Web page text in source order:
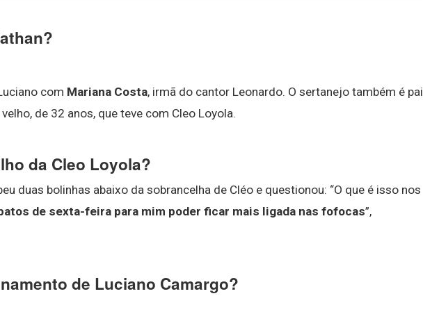
com Mariana Costa, irmã do cantor Leonardo. O sertanejo também é pai
de 32 anos, que teve com Cleo Loyola.
da Cleo Loyola?
duas bolinhas abaixo da sobrancelha de Cléo e questionou: “O que é isso nos
de sexta-feira para mim poder ficar mais ligada nas fofocas”,
de Luciano Camargo?